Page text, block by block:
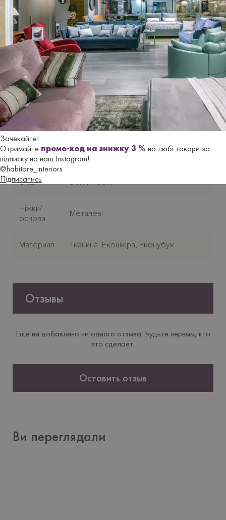
Зачекайте!
Отримайте промо-код на знижку 3 % на любі товари за
підписку на наш Instagram!
@habitare_interiors
Підписатись
Гарантійний термін- 18 місяців.
Характеристики
Бренд LE COMFORT
виробник
Італія
Стиль Сучасний
Опції Знімні чохли
Нiжки/
основа
Металеві
Материал Тканина, Екошкіра, Еконубук
Отзывы
Еще не добавлено ни одного отзыва. Будьте первым, кто
это сделает.
Оставить отзыв
Ви переглядали